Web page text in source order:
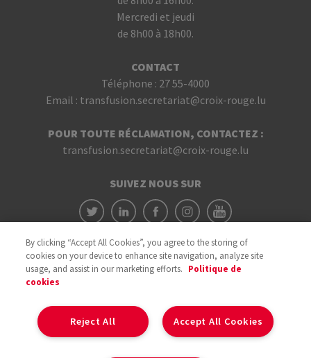
Mercredi et jeudi
de 8h00 à 18h00.
CONTACT
Téléphone : 27 55-4000
Email : transfusion.secretariat@croix-rouge.lu
POUR TOUTE RÉCLAMATION, CONTACTEZ :
transfusion.secretariat@croix-rouge.lu
SUIVEZ NOUS SUR
By clicking “Accept All Cookies”, you agree to the storing of
cookies on your device to enhance site navigation, analyze site
usage, and assist in our marketing efforts. Politique de
cookies
Accept All Cookies
Reject All